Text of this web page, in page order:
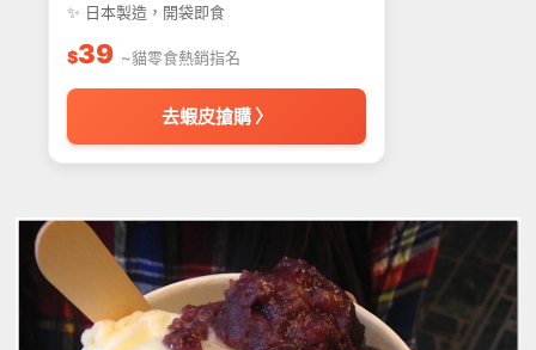
✨ 日本製造，開袋即食
$39 ~貓零食熱銷指名
去蝦皮搶購 〉